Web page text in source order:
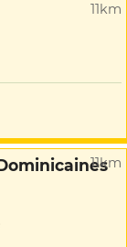
11km
11km